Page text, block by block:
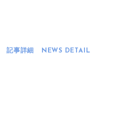
記事詳細 NEWS DETAIL